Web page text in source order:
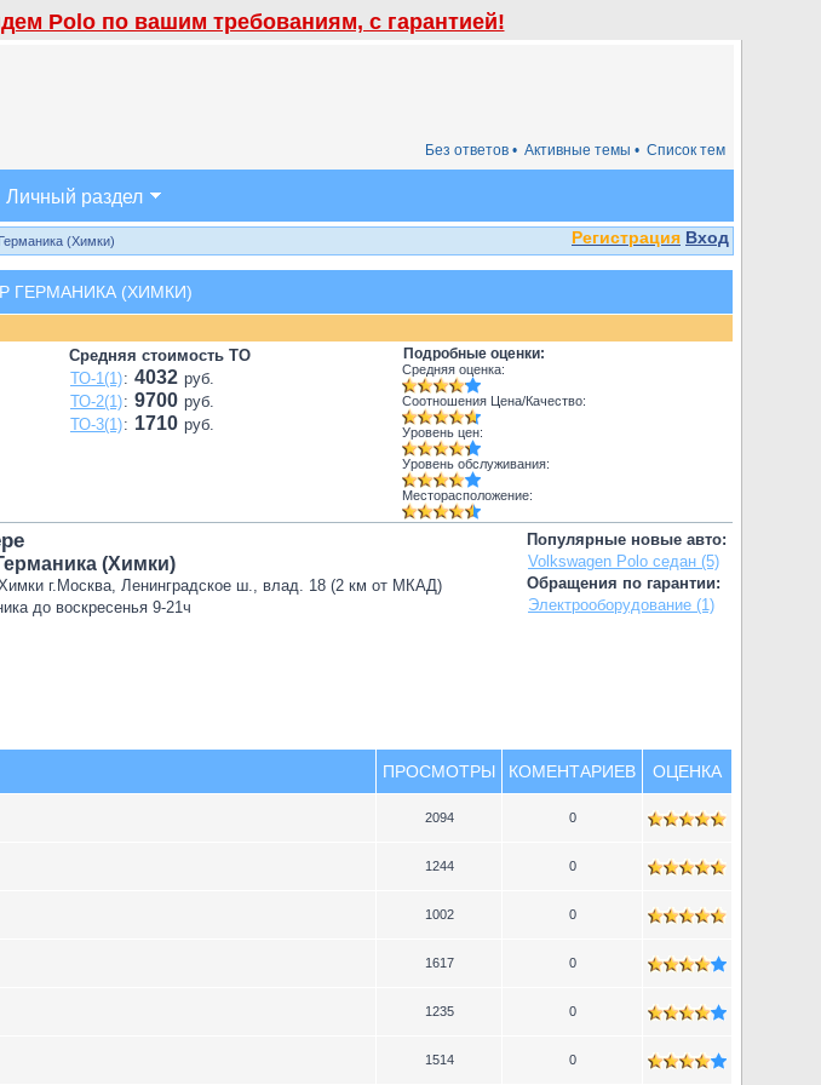
Polo по вашим требованиям, с гарантией!
Список тем
Активные темы •
Без ответов •
Личный раздел
Регистрация Вход
(Химки)
ГЕРМАНИКА (ХИМКИ)
Средняя стоимость ТО
ТО-1(1): 4032 руб.
ТО-2(1): 9700 руб.
ТО-3(1): 1710 руб.
Подробные оценки:
Средняя оценка:
Соотношения Цена/Качество:
Уровень цен:
Уровень обслуживания:
Месторасположение:
Популярные новые авто:
Volkswagen Polo седан (5)
Обращения по гарантии:
Электрооборудование (1)
(Химки)
г.Москва, Ленинградское ш., влад. 18 (2 км от МКАД)
до воскресенья 9-21ч
ПРОСМОТРЫ КОМЕНТАРИЕВ ОЦЕНКА
2094 0
1244 0
1002 0
1617 0
1235 0
1514 0